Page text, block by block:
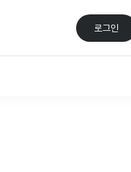
로그인